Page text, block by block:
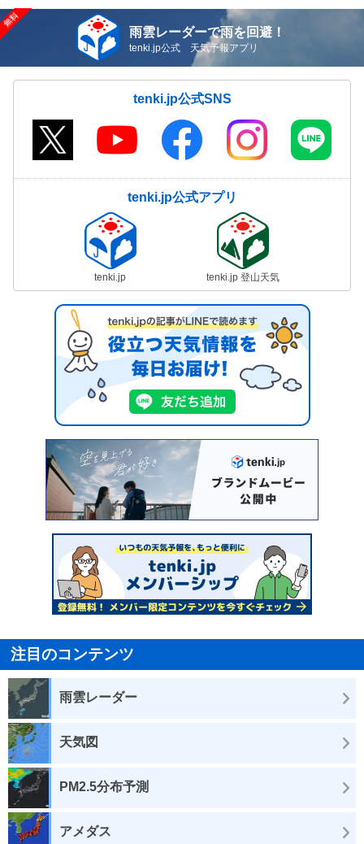
雨雲レーダーで雨を回避！
tenki.jp公式 天気予報アプリ
tenki.jp公式SNS
tenki.jp公式アプリ
tenki.jp tenki.jp 登山天気
注目のコンテンツ
雨雲レーダー
天気図
PM2.5分布予測
アメダス